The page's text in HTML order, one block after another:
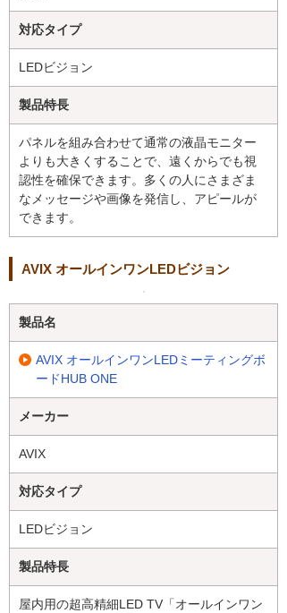
対応タイプ
LEDビジョン
製品特長
パネルを組み合わせて通常の液晶モニター
よりも大きくすることで、遠くからでも視
認性を確保できます。多くの人にさまざま
なメッセージや画像を発信し、アピールが
できます。
AVIX オールインワンLEDビジョン
製品名
AVIX オールインワンLEDミーティングボ
ードHUB ONE
メーカー
AVIX
対応タイプ
LEDビジョン
製品特長
屋内用の超高精細LED TV「オールインワン